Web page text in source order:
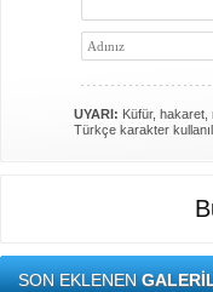
UYARI: Küfür, hakaret,
Türkçe karakter
SON EKLENEN